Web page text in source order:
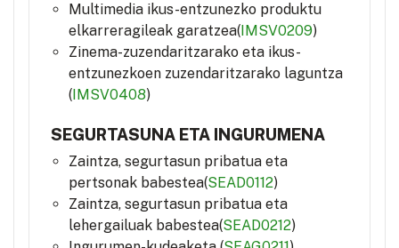
Multimedia ikus-entzunezko produktu
elkarreragileak garatzea( IMSV0209)
Zinema-zuzendaritzarako eta ikus-
entzunezkoen zuzendaritzarako laguntza
( IMSV0408)
SEGURTASUNA ETA INGURUMENA
Zaintza, segurtasun pribatua eta
pertsonak babestea(SEAD0112)
Zaintza, segurtasun pribatua eta
lehergailuak babestea(SEAD0212)